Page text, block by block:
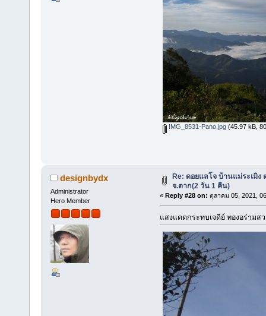
IMG_8531-Pano.jpg(45.97 kB,
designbydx
Administrator
Hero Member
Re: ดอยแลโจ บ้านแม่ระเมิง
จ.ตาก(2 วัน 1 คืน)
« Reply #28 on: ตุลาคม 05, 2021,
แสงแดดกระทบเจดีย์ ทองอร่ามส